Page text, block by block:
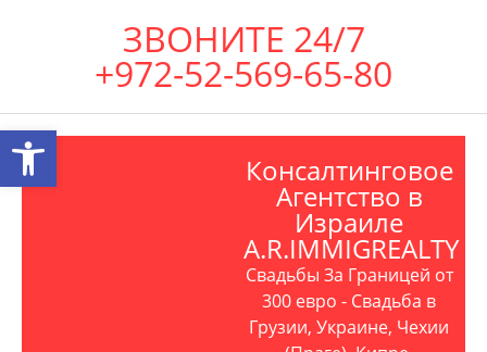
ЗВОНИТЕ 24/7
+972-52-569-65-80
Консалтинговое
Агентство в
Израиле
A.R.IMMIGREALTY
Свадьбы За Границей от
300 евро - Свадьба в
Грузии, Украине, Чехии
Открыть панель инструментов